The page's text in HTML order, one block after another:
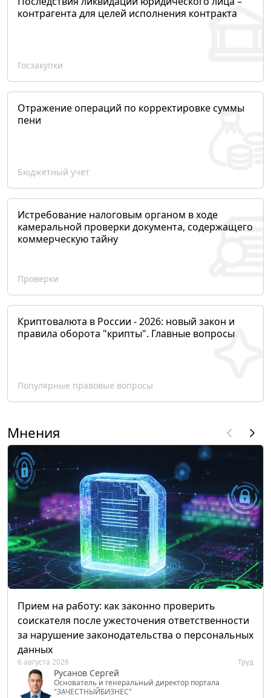
контрагента для целей исполнения контракта
Госзакупки
Отражение операций по корректировке суммы
пени
Бюджетный учет
Истребование налоговым органом в ходе
камеральной проверки документа, содержащего
коммерческую тайну
Проверки
Криптовалюта в России - 2026: новый закон и
правила оборота "крипты". Главные вопросы
Популярные правовые вопросы
Мнения
Прием на работу: как законно проверить
соискателя после ужесточения ответственности
за нарушение законодательства о персональных
данных
6 августа 2026 Труд
Русанов Сергей
Основатель и генеральный директор портала
"ЗАЧЕСТНЫЙБИЗНЕС"